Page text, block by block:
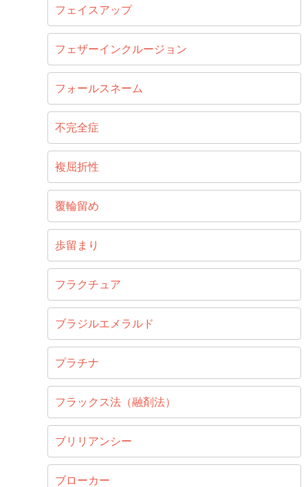
フェイスアップ
フェザーインクルージョン
フォールスネーム
不完全症
複屈折性
覆輪留め
歩留まり
フラクチュア
ブラジルエメラルド
プラチナ
フラックス法（融剤法）
ブリリアンシー
ブローカー